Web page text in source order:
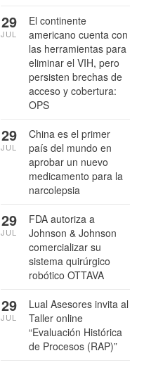
El continente
americano cuenta con
las herramientas para
eliminar el VIH, pero
persisten brechas de
acceso y cobertura:
OPS
29
JUL
China es el primer
país del mundo en
aprobar un nuevo
medicamento para la
narcolepsia
29
JUL
FDA autoriza a
Johnson & Johnson
comercializar su
sistema quirúrgico
robótico OTTAVA
29
JUL
Lual Asesores invita al
Taller online
“Evaluación Histórica
de Procesos (RAP)”
29
JUL